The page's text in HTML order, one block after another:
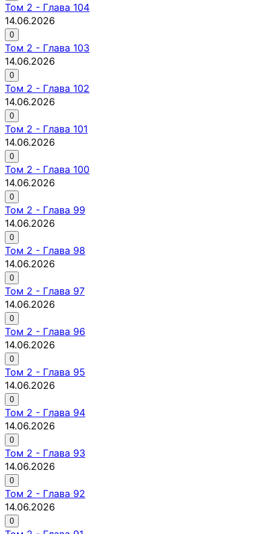
Том 2 - Глава 104
14.06.2026
0
Том 2 - Глава 103
14.06.2026
0
Том 2 - Глава 102
14.06.2026
0
Том 2 - Глава 101
14.06.2026
0
Том 2 - Глава 100
14.06.2026
0
Том 2 - Глава 99
14.06.2026
0
Том 2 - Глава 98
14.06.2026
0
Том 2 - Глава 97
14.06.2026
0
Том 2 - Глава 96
14.06.2026
0
Том 2 - Глава 95
14.06.2026
0
Том 2 - Глава 94
14.06.2026
0
Том 2 - Глава 93
14.06.2026
0
Том 2 - Глава 92
14.06.2026
0